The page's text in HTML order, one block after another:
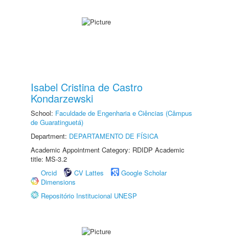
Isabel Cristina de Castro
Kondarzewski
School: Faculdade de Engenharia e Ciências (Câmpus
de Guaratinguetá)
Department: DEPARTAMENTO DE FÍSICA
Academic Appointment Category: RDIDP Academic
title: MS-3.2
Orcid
CV Lattes
Google Scholar
Dimensions
Repositório Institucional UNESP